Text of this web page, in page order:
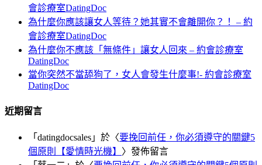
會診療室DatingDoc
為什麼你應該讓女人等待？她其實不會離開你？！ – 約
會診療室DatingDoc
為什麼你不應該「無條件」讓女人回來 – 約會診療室
DatingDoc
當你突然不當舔狗了，女人會發生什麼事!- 約會診療室
DatingDoc
近期留言
「 datingdocsales 」於〈要挽回前任，你必須遵守的關鍵5
個原則【愛情時光機】 〉發佈留言